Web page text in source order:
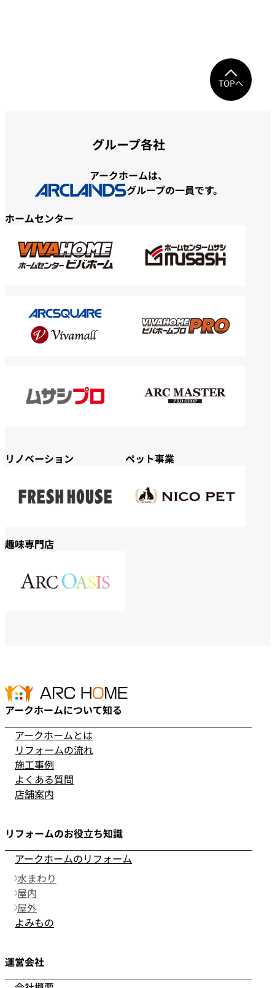
TOPへ
グループ各社
アークホームは、
グループの一員です。
ホームセンター
リノベーション ペット事業
趣味専門店
アークホームについて知る
アークホームとは
リフォームの流れ
施工事例
よくある質問
店舗案内
リフォームのお役立ち知識
アークホームのリフォーム
水まわり
屋内
屋外
よみもの
運営会社